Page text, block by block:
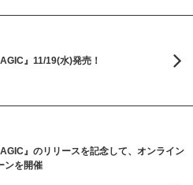
』11/19(水)発売！
』のリリースを記念して、オンライン
ンを開催